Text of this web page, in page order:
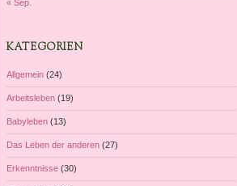
« Sep.
KATEGORIEN
Allgemein (24)
Arbeitsleben (19)
Babyleben (13)
Das Leben der anderen (27)
Erkenntnisse (30)